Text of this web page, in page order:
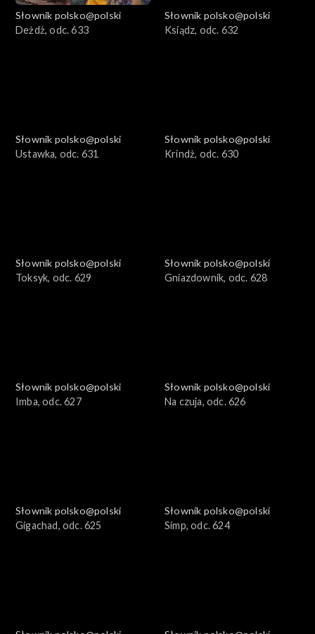
Słownik polsko@polski
Deżdż, odc. 633
Słownik polsko@polski
Ksiądz, odc. 632
Słownik polsko@polski
Ustawka, odc. 631
Słownik polsko@polski
Krindż, odc. 630
Słownik polsko@polski
Toksyk, odc. 629
Słownik polsko@polski
Gniazdownik, odc. 628
Słownik polsko@polski
Imba, odc. 627
Słownik polsko@polski
Na czuja, odc. 626
Słownik polsko@polski
Gigachad, odc. 625
Słownik polsko@polski
Simp, odc. 624